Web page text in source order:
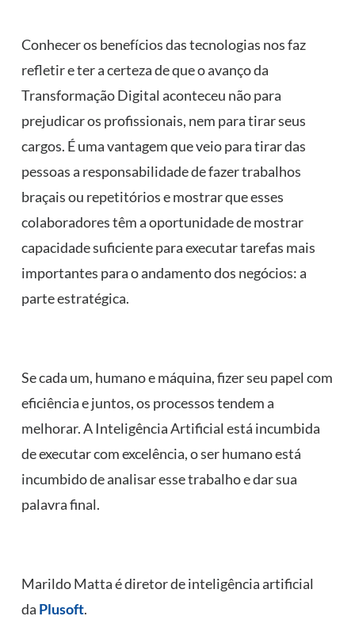
Conhecer os benefícios das tecnologias nos faz
refletir e ter a certeza de que o avanço da
Transformação Digital aconteceu não para
prejudicar os profissionais, nem para tirar seus
cargos. É uma vantagem que veio para tirar das
pessoas a responsabilidade de fazer trabalhos
braçais ou repetitórios e mostrar que esses
colaboradores têm a oportunidade de mostrar
capacidade suficiente para executar tarefas mais
importantes para o andamento dos negócios: a
parte estratégica.
Se cada um, humano e máquina, fizer seu papel com
eficiência e juntos, os processos tendem a
melhorar. A Inteligência Artificial está incumbida
de executar com excelência, o ser humano está
incumbido de analisar esse trabalho e dar sua
palavra final.
Marildo Matta é diretor de inteligência artificial
da Plusoft.